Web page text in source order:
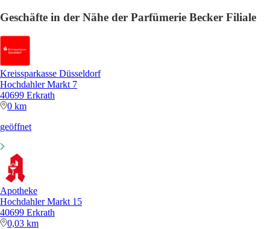
Geschäfte in der Nähe der Parfümerie Becker Filiale
Kreissparkasse Düsseldorf
Hochdahler Markt 7
40699 Erkrath
0 km
geöffnet
Apotheke
Hochdahler Markt 15
40699 Erkrath
0,03 km